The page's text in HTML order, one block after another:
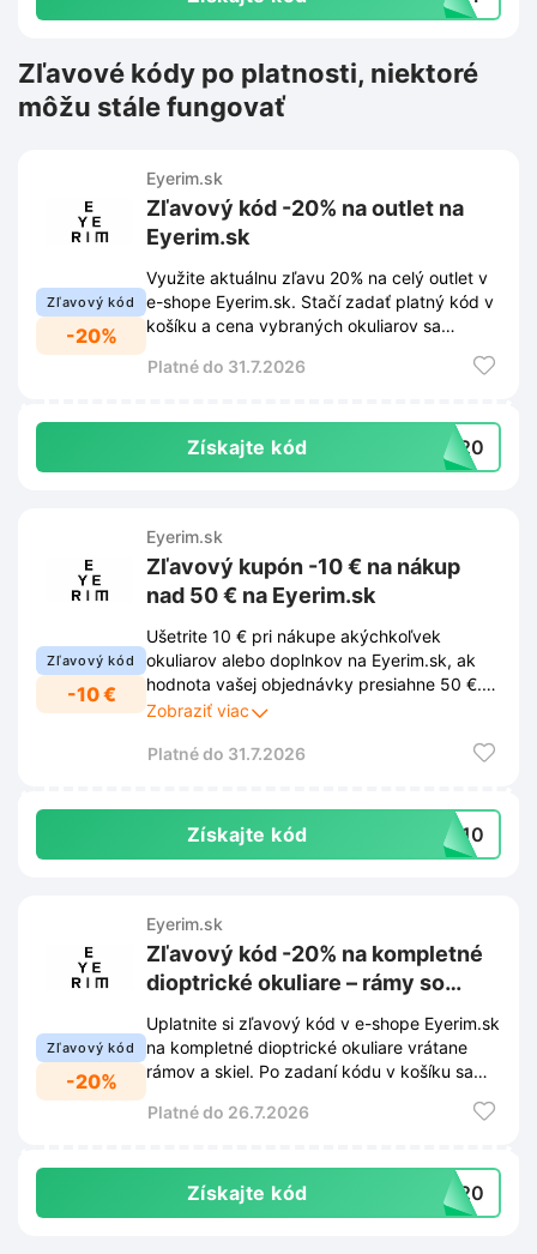
Zľavové kódy po platnosti, niektoré
môžu stále fungovať
Zľavový kód
-20%
Eyerim.sk
Zľavový kód -20% na outlet na
Eyerim.sk
Využite aktuálnu zľavu 20% na celý outlet v
e-shope Eyerim.sk. Stačí zadať platný kód v
košíku a cena vybraných okuliarov sa
Platné do 31.7.2026
Získajte kód UT20
Zľavový kód
-10 €
Eyerim.sk
Zľavový kupón -10 € na nákup
nad 50 € na Eyerim.sk
Ušetrite 10 € pri nákupe akýchkoľvek
okuliarov alebo doplnkov na Eyerim.sk, ak
hodnota vašej objednávky presiahne 50 €.
Stačí v košíku zadať tento zľavový kupón a
Zobraziť viac
Platné do 31.7.2026
Získajte kód BR10
Zľavový kód
-20%
Eyerim.sk
Zľavový kód -20% na kompletné
dioptrické okuliare – rámy so
sklami na Eyerim.sk
Uplatnite si zľavový kód v e-shope Eyerim.sk
na kompletné dioptrické okuliare vrátane
rámov a skiel. Po zadaní kódu v košíku sa
Platné do 26.7.2026
Získajte kód ST20